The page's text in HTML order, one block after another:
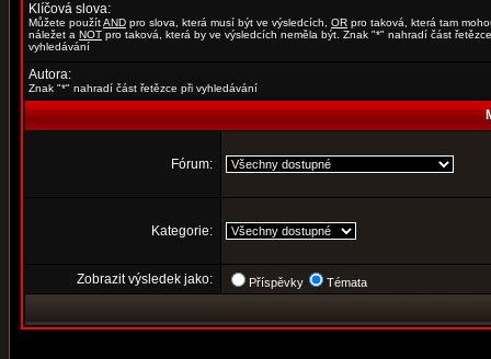
Klíčová slova:
Můžete použítAND pro slova, která musí být ve výsledcích, OR pro taková, která tam
náležet a NOT pro taková, která by ve výsledcích neměla být. Znak "*" nahradí část
vyhledávání
Autora:
Znak "*" nahradí část řetězce při vyhledávání
Fórum:
Kategorie:
Zobrazit výsledek jako: Příspěvky Témata